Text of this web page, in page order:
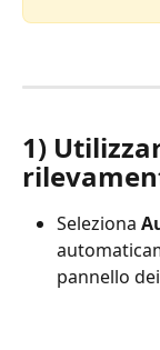
1)
Seleziona
pannello